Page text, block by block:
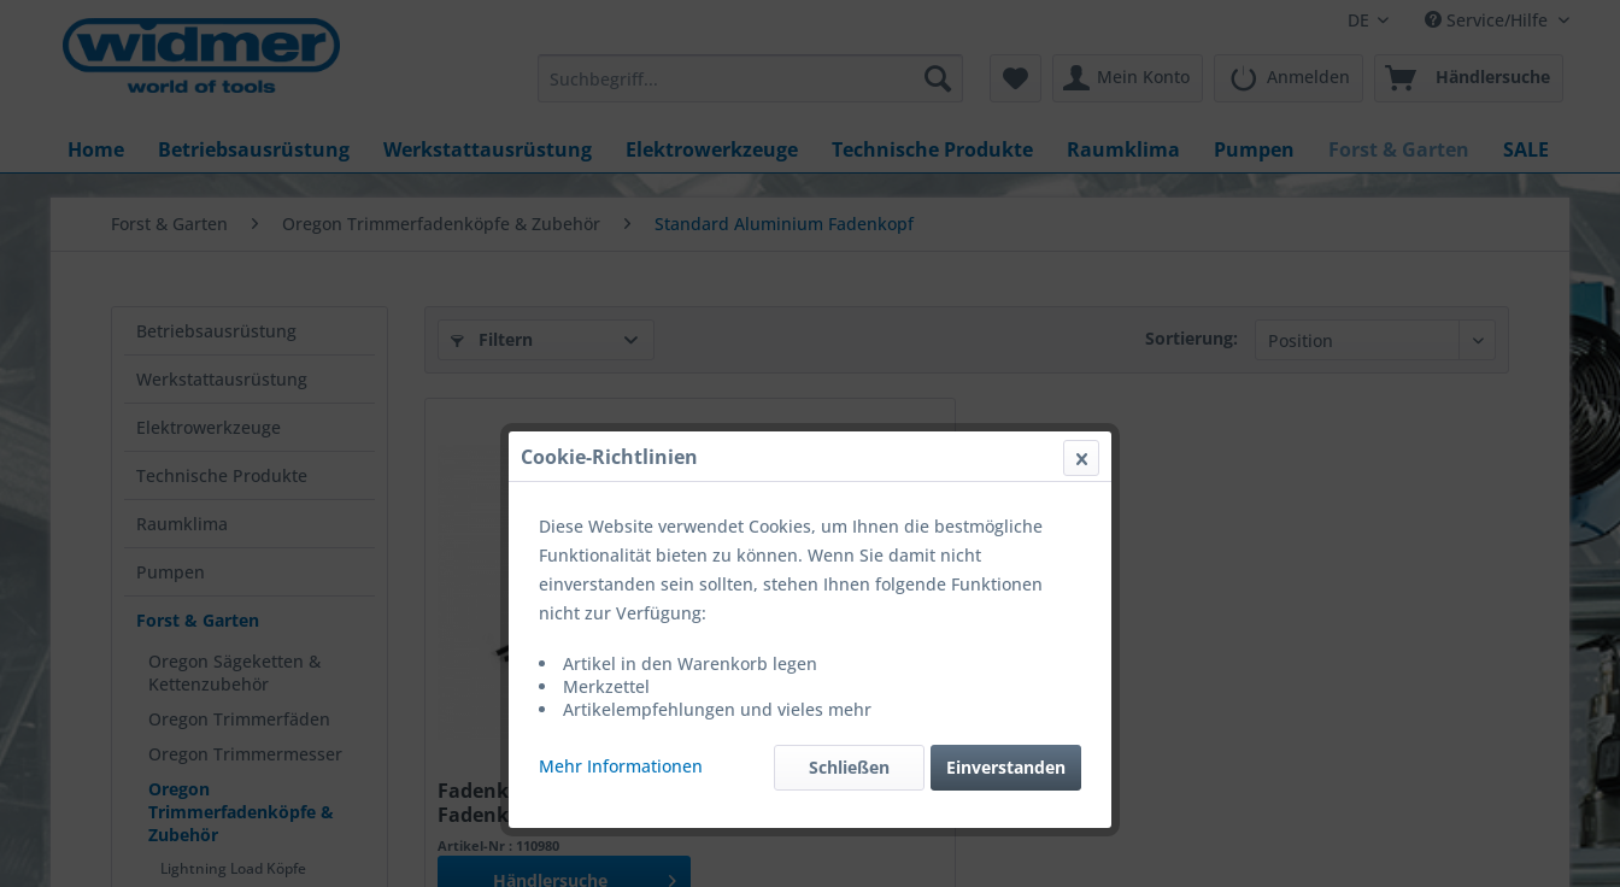
DE Service/Hilfe
Mein Konto Anmelden Händlersuche
Home Betriebsausrüstung Werkstattausrüstung Elektrowerkzeuge Technische Produkte Raumklima Pumpen Forst & Garten SALE
Forst & Garten Oregon Trimmerfadenköpfe & Zubehör Standard Aluminium Fadenkopf
Betriebsausrüstung
Werkstattausrüstung
Elektrowerkzeuge
Technische Produkte
Raumklima
Pumpen
Forst & Garten
Oregon Sägeketten &
Kettenzubehör
Oregon Trimmerfäden
Oregon Trimmermesser
Oregon
Trimmerfadenköpfe &
Zubehör
Lightning Load Köpfe
Filtern Sortierung:
Fadenkopf Oregon Standard Aluminium, 4-
Fadenkopf
Artikel-Nr : 110980
Händlersuche
Cookie-Richtlinien
Diese Website verwendet Cookies, um Ihnen die bestmögliche
Funktionalität bieten zu können. Wenn Sie damit nicht
einverstanden sein sollten, stehen Ihnen folgende Funktionen
nicht zur Verfügung:
Artikel in den Warenkorb legen
Merkzettel
Artikelempfehlungen und vieles mehr
Mehr Informationen Einverstanden
Schließen